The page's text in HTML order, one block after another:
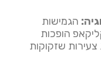
הגמישות
הופכות
שזקוקות